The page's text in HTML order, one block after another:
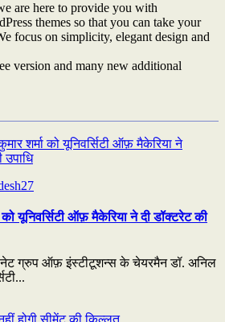
are here to provide you with
themes so that you can take your
focus on simplicity, elegant design and
version and many new additional
यूनिवर्सिटी ऑफ़ मैकेरिया ने दी डॉक्टरेट की
ग्रुप ऑफ़ इंस्टीटूशन्स के चेयरमैन डॉ. अनिल